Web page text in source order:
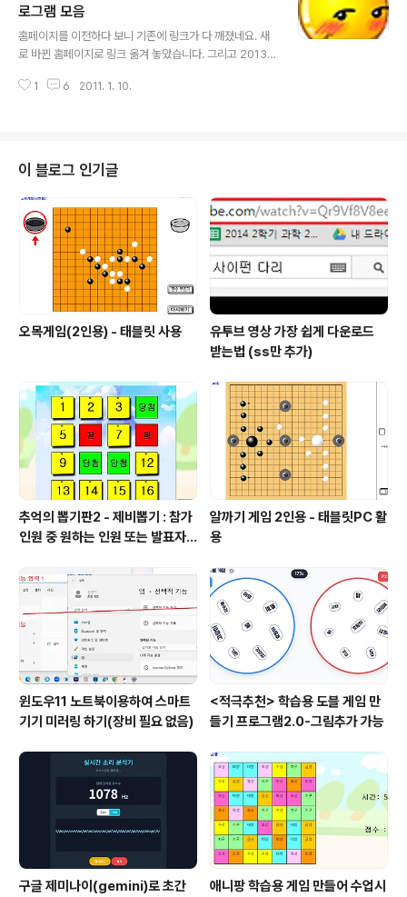
허명성의 과학사랑 스킨도 있네요
로그램 모음
홈페이지를 이전하다 보니 기존에 링크가 다 깨졌네요. 새
로 바뀐 홈페이지로 링크 옮겨 놓았습니다. 그리고 2013
있는 최신 프로그램 모음 사용하세요 https://sciencelo
모아보았습니다. 학기말 시간을 그냥 보내지 말고 활용하
면 좋을 것 같네요. 각 프로그램에 대한 자세한 내 scienc
elove.com 지금까지 만든 프로그램 중 학기말 수업 짜투
리 시간에 활용할 수 있는 프로그램들을 모아보았습니다.
학기말 시간을 그냥 보내지 말고 활용하면 좋을 것 같네요.
각 프로그램..
1 6 2011. 1. 10.
이 블로그 인기글
오목게임(2인용) - 태블릿 사용
유투브 영상 가장 쉽게 다운로드
받는법 (ss만 추가)
추억의 뽑기판2 - 제비뽑기 : 참가
인원 중 원하는 인원 또는 발표자
알까기 게임 2인용 - 태블릿PC 활
용
윈도우11 노트북이용하여 스마트
기기 미러링 하기(장비 필요 없음)
<적극추천> 학습용 도블 게임 만
들기 프로그램2.0-그림추가 가능
구글 제미나이(gemini)로 초간 애니팡 학습용 게임 만들어 수업시